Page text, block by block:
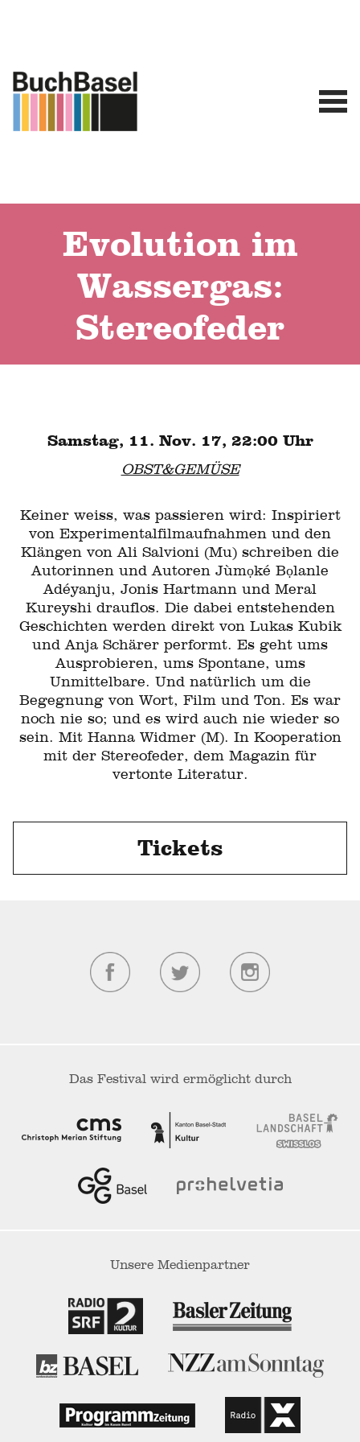
Evolution im
Wassergas:
Stereofeder
Samstag, 11. Nov. 17, 22:00 Uhr
OBST&GEMÜSE
Keiner weiss, was passieren wird: Inspiriert
von Experimentalfilmaufnahmen und den
Klängen von Ali Salvioni (Mu) schreiben die
Autorinnen und Autoren Jùmọké Bọlanle
Adéyanju, Jonis Hartmann und Meral
Kureyshi drauflos. Die dabei entstehenden
Geschichten werden direkt von Lukas Kubik
und Anja Schärer performt. Es geht ums
Ausprobieren, ums Spontane, ums
Unmittelbare. Und natürlich um die
Begegnung von Wort, Film und Ton. Es war
noch nie so; und es wird auch nie wieder so
sein. Mit Hanna Widmer (M). In Kooperation
mit der Stereofeder, dem Magazin für
vertonte Literatur.
Tickets
Das Festival wird ermöglicht durch
Unsere Medienpartner